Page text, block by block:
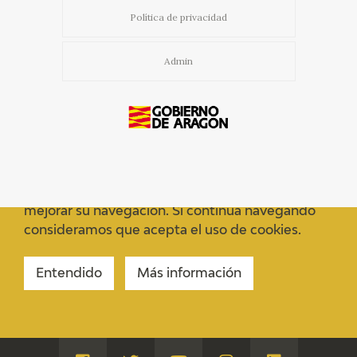
Política de privacidad
Admin
mejorar su navegación. Si continua navegando
consideramos que acepta el uso de cookies.
Entendido Más información